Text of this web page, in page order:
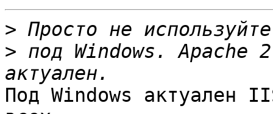
>
> под Windows. Apache
Под Windows актуален